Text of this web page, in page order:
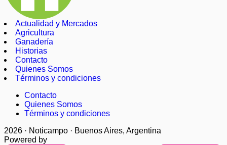
Actualidad y Mercados
Agricultura
Ganadería
Historias
Contacto
Quienes Somos
Términos y condiciones
Contacto
Quienes Somos
Términos y condiciones
2026 · Noticampo · Buenos Aires, Argentina
Powered by